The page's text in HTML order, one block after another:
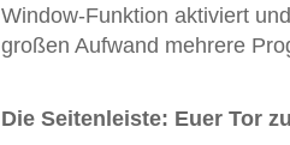
Window-Funktion aktiviert
großen Aufwand mehrere
Die Seitenleiste: Euer Tor